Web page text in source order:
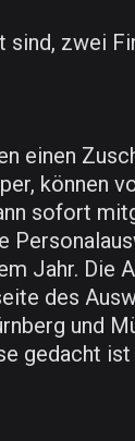
sind, zwei
einen
können
sofort
Jahr. Die
des
und
gedacht ist